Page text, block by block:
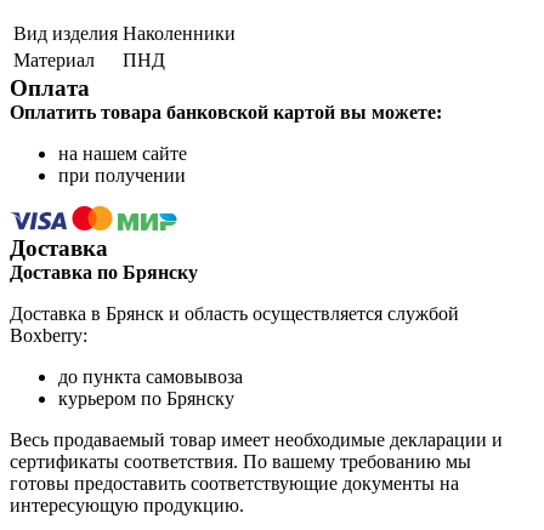
Вид изделия Наколенники
Материал
ПНД
Оплата
Оплатить товара банковской картой вы можете:
на нашем сайте
при получении
Доставка
Доставка по Брянску
Доставка в Брянск и область осуществляется службой
Boxberry:
до пункта самовывоза
курьером по Брянску
Весь продаваемый товар имеет необходимые декларации и
сертификаты соответствия. По вашему требованию мы
готовы предоставить соответствующие документы на
интересующую продукцию.